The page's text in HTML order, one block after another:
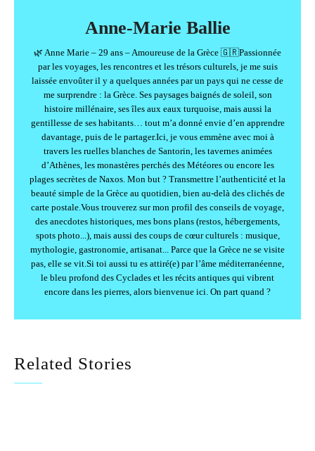
Anne-Marie Ballie
🌿 Anne Marie – 29 ans – Amoureuse de la Grèce 🇬🇷Passionnée
par les voyages, les rencontres et les trésors culturels, je me suis
laissée envoûter il y a quelques années par un pays qui ne cesse de
me surprendre : la Grèce. Ses paysages baignés de soleil, son
histoire millénaire, ses îles aux eaux turquoise, mais aussi la
gentillesse de ses habitants… tout m’a donné envie d’en apprendre
davantage, puis de le partager.Ici, je vous emmène avec moi à
travers les ruelles blanches de Santorin, les tavernes animées
d’Athènes, les monastères perchés des Météores ou encore les
plages secrètes de Naxos. Mon but ? Transmettre l’authenticité et la
beauté simple de la Grèce au quotidien, bien au-delà des clichés de
carte postale.Vous trouverez sur mon profil des conseils de voyage,
des anecdotes historiques, mes bons plans (restos, hébergements,
spots photo...), mais aussi des coups de cœur culturels : musique,
mythologie, gastronomie, artisanat... Parce que la Grèce ne se visite
pas, elle se vit.Si toi aussi tu es attiré(e) par l’âme méditerranéenne,
le bleu profond des Cyclades et les récits antiques qui vibrent
encore dans les pierres, alors bienvenue ici. On part quand ?
Related Stories